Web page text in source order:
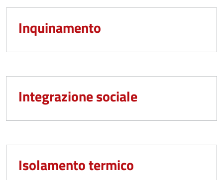
Inquinamento
Integrazione sociale
Isolamento termico